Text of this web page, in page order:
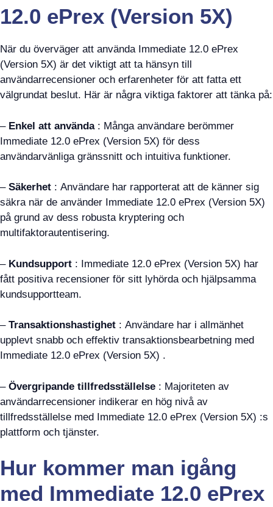
12.0 ePrex (Version 5X)
När du överväger att använda Immediate 12.0 ePrex
(Version 5X) är det viktigt att ta hänsyn till
användarrecensioner och erfarenheter för att fatta ett
välgrundat beslut. Här är några viktiga faktorer att tänka på:
– Enkel att använda: Många användare berömmer
Immediate 12.0 ePrex (Version 5X) för dess
användarvänliga gränssnitt och intuitiva funktioner.
– Säkerhet : Användare har rapporterat att de känner sig
säkra när de använder Immediate 12.0 ePrex (Version 5X)
på grund av dess robusta kryptering och
multifaktorautentisering.
– Kundsupport : Immediate 12.0 ePrex (Version 5X) har
fått positiva recensioner för sitt lyhörda och hjälpsamma
kundsupportteam.
– Transaktionshastighet : Användare har i allmänhet
upplevt snabb och effektiv transaktionsbearbetning med
Immediate 12.0 ePrex (Version 5X) .
– Övergripande tillfredsställelse : Majoriteten av
användarrecensioner indikerar en hög nivå av
tillfredsställelse med Immediate 12.0 ePrex (Version 5X) :s
plattform och tjänster.
Hur kommer man igång
med Immediate 12.0 ePrex